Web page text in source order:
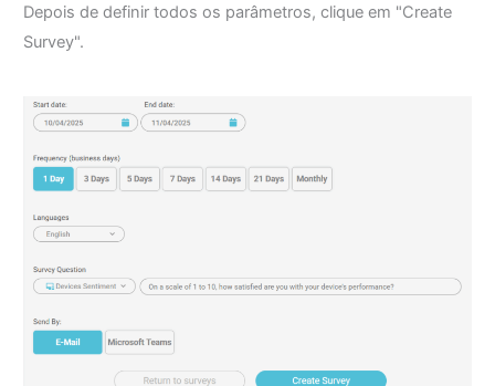
Depois de definir todos os parâmetros, clique em "Create
Survey".